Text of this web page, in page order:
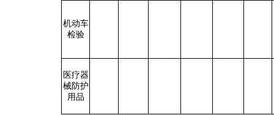
机动车
检验
医疗器
械防护
用品